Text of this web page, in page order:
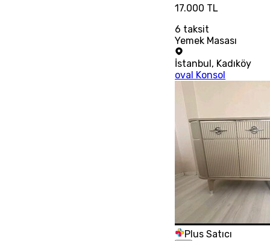
17.000 TL
6 taksit
Yemek Masası
İstanbul , Kadıköy
oval Konsol
Plus Satıcı